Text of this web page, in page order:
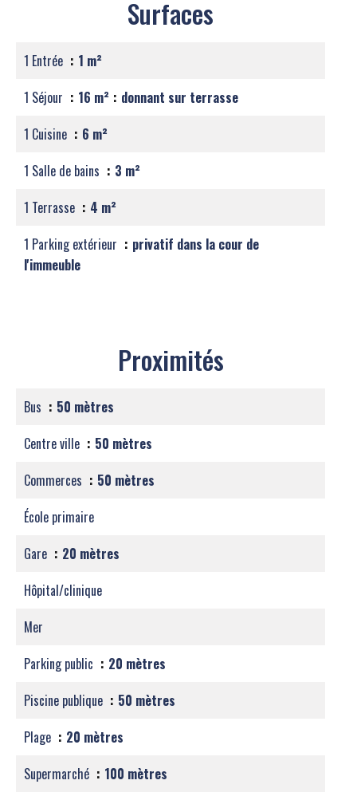
Surfaces
1 Entrée
1 m²
1 Séjour
16 m²
donnant sur terrasse
1 Cuisine
6 m²
1 Salle de bains
3 m²
1 Terrasse
4 m²
1 Parking extérieur
privatif dans la cour de
l'immeuble
Proximités
Bus
50 mètres
Centre ville
50 mètres
Commerces
50 mètres
École primaire
Gare
20 mètres
Hôpital/clinique
Mer
Parking public
20 mètres
Piscine publique
50 mètres
Plage
20 mètres
Supermarché
100 mètres